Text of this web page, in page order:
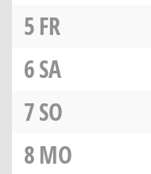
5FR
6SA
7SO
8MO